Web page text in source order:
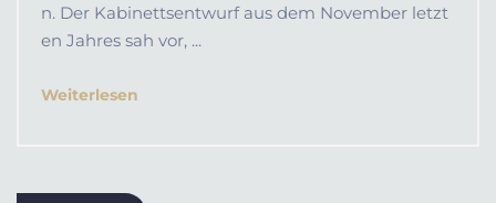
n. Der Kabinettsentwurf aus dem November letzt
en Jahres sah vor, ...
Weiterlesen